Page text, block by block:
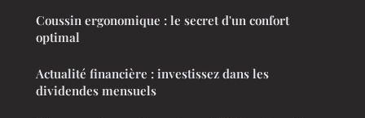
Coussin ergonomique : le secret d'un confort
optimal
Actualité financière : investissez dans les
dividendes mensuels